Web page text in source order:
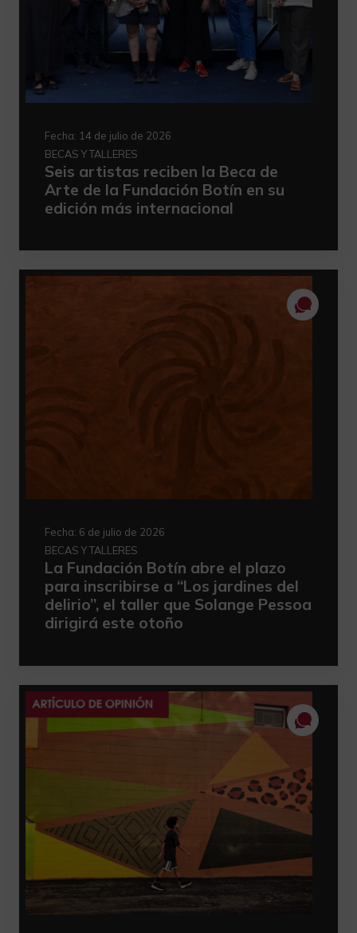
Fecha: 14 de julio de 2026
BECAS Y TALLERES
Seis artistas reciben la Beca de
Arte de la Fundación Botín en su
edición más internacional
Fecha: 6 de julio de 2026
BECAS Y TALLERES
La Fundación Botín abre el plazo
para inscribirse a “Los jardines del
delirio”, el taller que Solange Pessoa
dirigirá este otoño